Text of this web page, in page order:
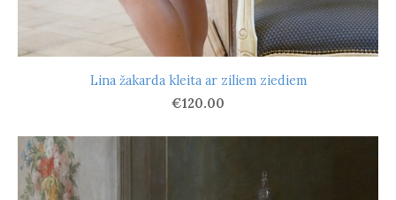
Lina žakarda kleita ar ziliem ziediem
€120.00